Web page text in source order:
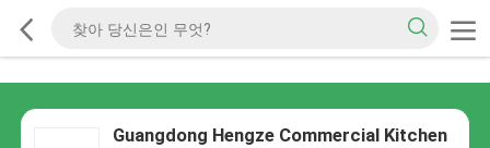
Guangdong Hengze Commercial Kitchen